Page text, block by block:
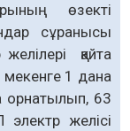
өзекті
сұранысы
қайта
мекенге 1 дана
орнатылып, 63
желісі